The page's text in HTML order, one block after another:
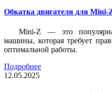
Обкатка двигателя для Mini-
Mini-Z — это
машины, которая требует
оптимальной работы.
Подробнее
12.05.2025